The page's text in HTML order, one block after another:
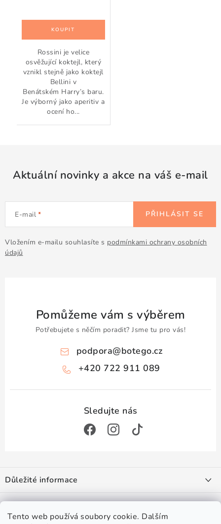
Tento web používá soubory cookie. Dalším
Rossini je velice
osvěžující koktejl, který
vznikl stejně jako koktejl
Bellini v
Benátském Harry’s baru.
Je výborný jako aperitiv a
ocení ho...
Aktuální novinky a akce na váš e-mail
E-mail
Vložením e-mailu souhlasíte s podmínkami ochrany osobních
údajů
PŘIHLÁSIT SE
Pomůžeme vám s výběrem
Potřebujete s něčím poradit? Jsme tu pro vás!
podpora@botego.cz
+420 722 911 089
p
a
Důležité informace
Doprava a platba
Obchodní podmínky